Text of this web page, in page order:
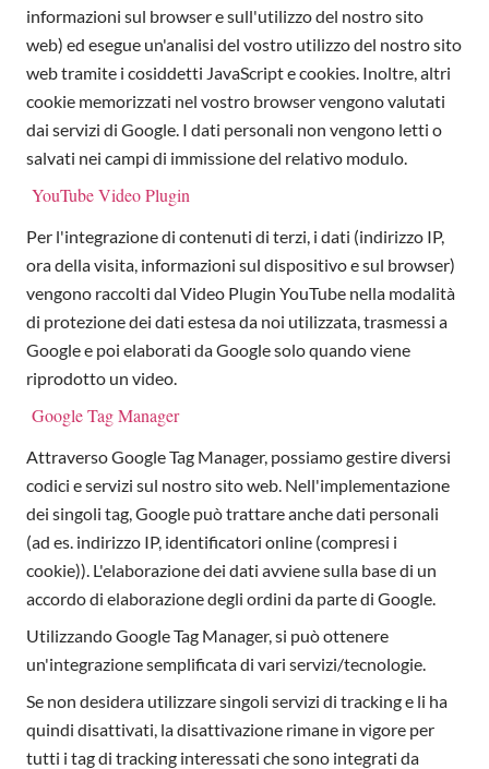
informazioni sul browser e sull'utilizzo del nostro sito
web) ed esegue un'analisi del vostro utilizzo del nostro sito
web tramite i cosiddetti JavaScript e cookies. Inoltre, altri
cookie memorizzati nel vostro browser vengono valutati
dai servizi di Google. I dati personali non vengono letti o
salvati nei campi di immissione del relativo modulo.
YouTube Video Plugin
Per l'integrazione di contenuti di terzi, i dati (indirizzo IP,
ora della visita, informazioni sul dispositivo e sul browser)
vengono raccolti dal Video Plugin YouTube nella modalità
di protezione dei dati estesa da noi utilizzata, trasmessi a
Google e poi elaborati da Google solo quando viene
riprodotto un video.
Google Tag Manager
Attraverso Google Tag Manager, possiamo gestire diversi
codici e servizi sul nostro sito web. Nell'implementazione
dei singoli tag, Google può trattare anche dati personali
(ad es. indirizzo IP, identificatori online (compresi i
cookie)). L'elaborazione dei dati avviene sulla base di un
accordo di elaborazione degli ordini da parte di Google.
Utilizzando Google Tag Manager, si può ottenere
un'integrazione semplificata di vari servizi/tecnologie.
Se non desidera utilizzare singoli servizi di tracking e li ha
quindi disattivati, la disattivazione rimane in vigore per
tutti i tag di tracking interessati che sono integrati da